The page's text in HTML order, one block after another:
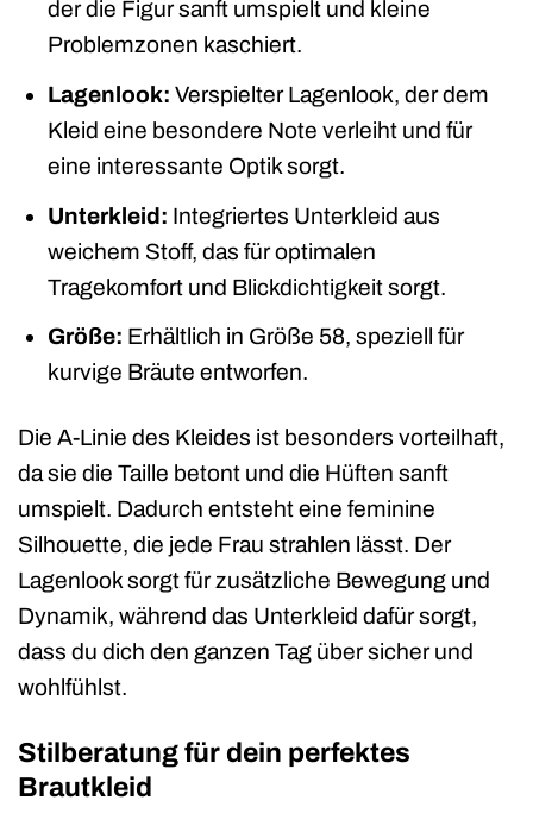
der die Figur sanft umspielt und kleine
Problemzonen kaschiert.
Lagenlook: Verspielter Lagenlook, der dem
Kleid eine besondere Note verleiht und für
eine interessante Optik sorgt.
Unterkleid: Integriertes Unterkleid aus
weichem Stoff, das für optimalen
Tragekomfort und Blickdichtigkeit sorgt.
Größe: Erhältlich in Größe 58, speziell für
kurvige Bräute entworfen.
Die A-Linie des Kleides ist besonders vorteilhaft,
da sie die Taille betont und die Hüften sanft
umspielt. Dadurch entsteht eine feminine
Silhouette, die jede Frau strahlen lässt. Der
Lagenlook sorgt für zusätzliche Bewegung und
Dynamik, während das Unterkleid dafür sorgt,
dass du dich den ganzen Tag über sicher und
wohlfühlst.
Stilberatung für dein perfektes
Brautkleid